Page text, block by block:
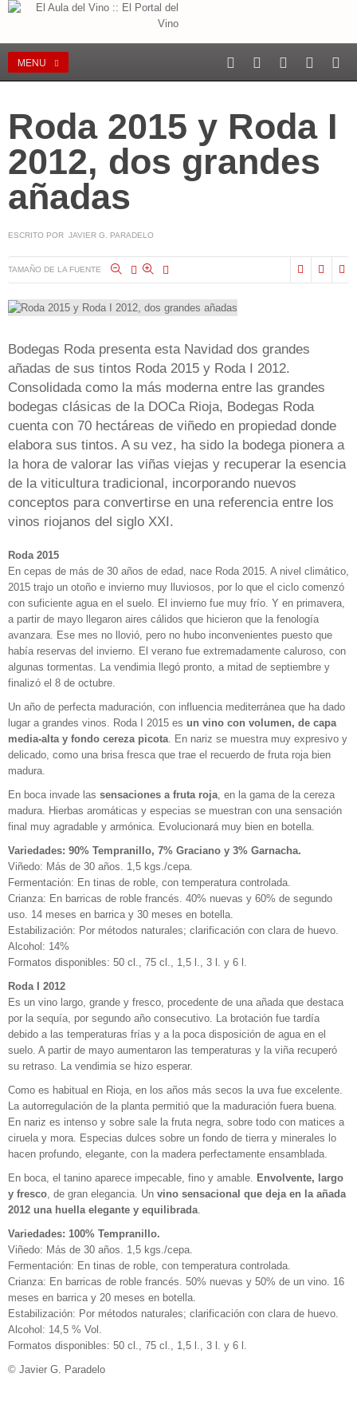
MENU
Roda 2015 y Roda I
2012, dos grandes
añadas
ESCRITO POR JAVIER G. PARADELO
TAMAÑO DE LA FUENTE
Bodegas Roda presenta esta Navidad dos grandes
añadas de sus tintos Roda 2015 y Roda I 2012.
Consolidada como la más moderna entre las grandes
bodegas clásicas de la DOCa Rioja, Bodegas Roda
cuenta con 70 hectáreas de viñedo en propiedad donde
elabora sus tintos. A su vez, ha sido la bodega pionera a
la hora de valorar las viñas viejas y recuperar la esencia
de la viticultura tradicional, incorporando nuevos
conceptos para convertirse en una referencia entre los
vinos riojanos del siglo XXI.
Roda 2015
En cepas de más de 30 años de edad, nace Roda 2015. A nivel climático,
2015 trajo un otoño e invierno muy lluviosos, por lo que el ciclo comenzó
con suficiente agua en el suelo. El invierno fue muy frío. Y en primavera,
a partir de mayo llegaron aires cálidos que hicieron que la fenología
avanzara. Ese mes no llovió, pero no hubo inconvenientes puesto que
había reservas del invierno. El verano fue extremadamente caluroso, con
algunas tormentas. La vendimia llegó pronto, a mitad de septiembre y
finalizó el 8 de octubre.
Un año de perfecta maduración, con influencia mediterránea que ha dado
lugar a grandes vinos. Roda I 2015 es un vino con volumen, de capa
media-alta y fondo cereza picota . En nariz se muestra muy expresivo y
delicado, como una brisa fresca que trae el recuerdo de fruta roja bien
madura.
En boca invade las sensaciones a fruta roja , en la gama de la cereza
madura. Hierbas aromáticas y especias se muestran con una sensación
final muy agradable y armónica. Evolucionará muy bien en botella.
Variedades: 90% Tempranillo, 7% Graciano y 3% Garnacha.
Viñedo: Más de 30 años. 1,5 kgs./cepa.
Fermentación: En tinas de roble, con temperatura controlada.
Crianza: En barricas de roble francés. 40% nuevas y 60% de segundo
uso. 14 meses en barrica y 30 meses en botella.
Estabilización: Por métodos naturales; clarificación con clara de huevo.
Alcohol: 14%
Formatos disponibles: 50 cl., 75 cl., 1,5 l., 3 l. y 6 l.
Roda I 2012
Es un vino largo, grande y fresco, procedente de una añada que destaca
por la sequía, por segundo año consecutivo. La brotación fue tardía
debido a las temperaturas frías y a la poca disposición de agua en el
suelo. A partir de mayo aumentaron las temperaturas y la viña recuperó
su retraso. La vendimia se hizo esperar.
Como es habitual en Rioja, en los años más secos la uva fue excelente.
La autorregulación de la planta permitió que la maduración fuera buena.
En nariz es intenso y sobre sale la fruta negra, sobre todo con matices a
ciruela y mora. Especias dulces sobre un fondo de tierra y minerales lo
hacen profundo, elegante, con la madera perfectamente ensamblada.
En boca, el tanino aparece impecable, fino y amable. Envolvente, largo
y fresco , de gran elegancia. Un vino sensacional que deja en la añada
2012 una huella elegante y equilibrada
Variedades: 100% Tempranillo.
Viñedo: Más de 30 años. 1,5 kgs./cepa.
Fermentación: En tinas de roble, con temperatura controlada.
Crianza: En barricas de roble francés. 50% nuevas y 50% de un vino. 16
meses en barrica y 20 meses en botella.
Estabilización: Por métodos naturales; clarificación con clara de huevo.
Alcohol: 14,5 % Vol.
Formatos disponibles: 50 cl., 75 cl., 1,5 l., 3 l. y 6 l.
© Javier G. Paradelo